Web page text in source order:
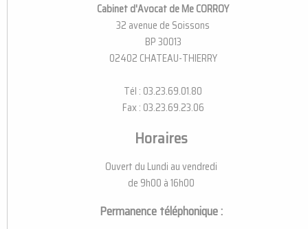
Cabinet d'Avocat de Me CORROY
32 avenue de Soissons
BP 30013
02402 CHATEAU-THIERRY
Tél : 03.23.69.01.80
Fax : 03.23.69.23.06
Horaires
Ouvert du Lundi au vendredi
de 9h00 à 16h00
Permanence téléphonique :